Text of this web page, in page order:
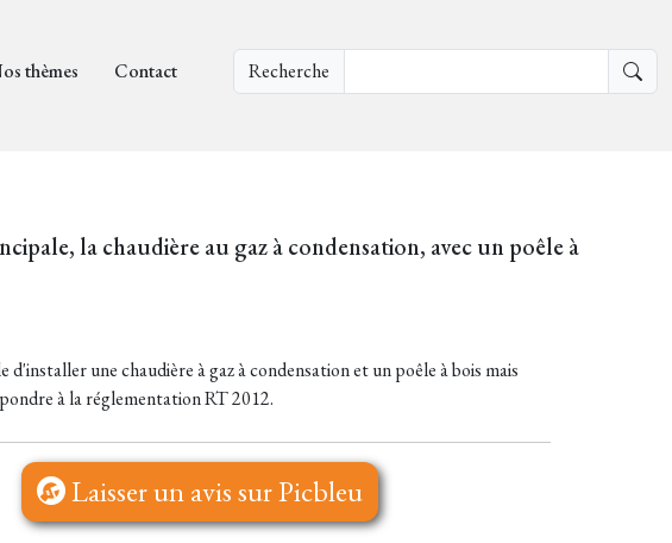
thèmes Contact Recherche
la chaudière au gaz à condensation, avec un poêle à
une chaudière à gaz à condensation et un poêle à bois mais
à la réglementation RT 2012.
Laisser un avis sur Picbleu